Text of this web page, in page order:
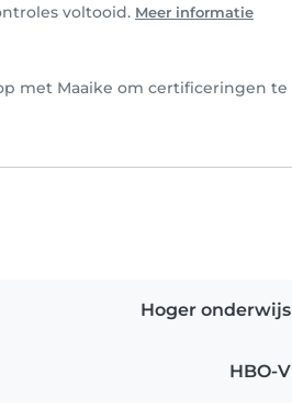
voltooid. Meer informatie
met Maaike om certificeringen te
Hoger onderwijs
HBO-V